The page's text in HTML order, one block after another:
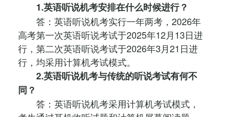
1.英语听说机考安排在什么时候进行？
答：英语听说机考实行一年两考，2026年
高考第一次英语听说考试于2025年12月13日进
行，第二次英语听说考试于2026年3月21日进
行，均采用计算机考试模式。
2.英语听说机考与传统的听说考试有何不
同？
答：英语听说机考采用计算机考试模式，